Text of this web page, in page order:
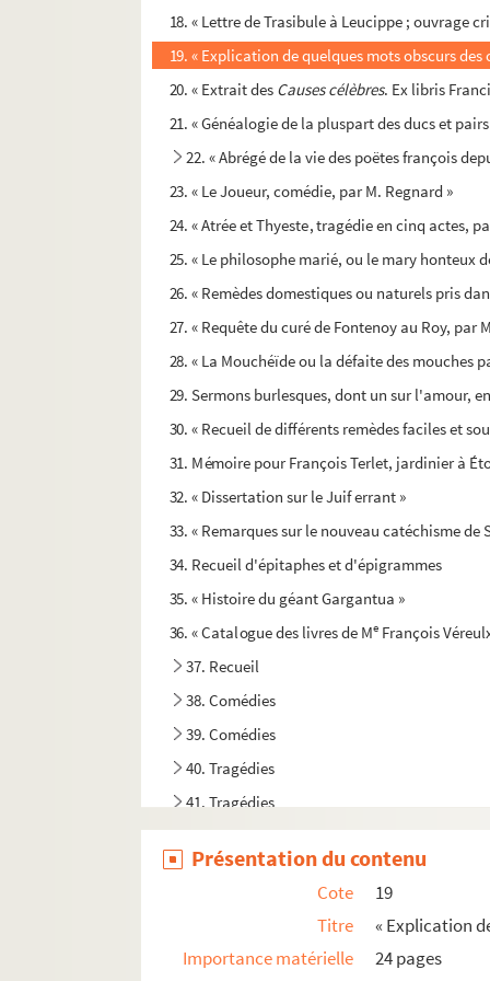
18. « Lettre de Trasibule à Leucippe ;
19. « Explication de quelques mots obscurs
20. « Extrait des Causes célèbres. Ex libris
21. « Généalogie de la pluspart des ducs et
22. « Abrégé de la vie des poëtes françois
23. « Le Joueur, comédie, par M. Regnard »
24. « Atrée et Thyeste, tragédie en cinq actes,
25. « Le philosophe marié, ou le mary honteux
26. « Remèdes domestiques ou naturels pris
27. « Requête du curé de Fontenoy au Roy, par
28. « La Mouchéïde ou la défaite des mouches
29. Sermons burlesques, dont un sur l'amour,
30. « Recueil de différents remèdes faciles et
31. Mémoire pour François Terlet, jardinier à
32. « Dissertation sur le Juif errant »
33. « Remarques sur le nouveau catéchisme de
34. Recueil d'épitaphes et d'épigrammes
35. « Histoire du géant Gargantua »
36. « Catalogue des livres de Me François
37. Recueil
38. Comédies
39. Comédies
40. Tragédies
41. Tragédies
42. « Cahier de devoirs d'Edmond Buisset,
43. Copies, certifiées conformes, de titres
44. Louis-Joseph Goffinet. Poésies, devoirs
46. « Construction et comptabilité des
Présentation du contenu
Cote
19
Titre
« Explication
Importance matérielle
24 pages